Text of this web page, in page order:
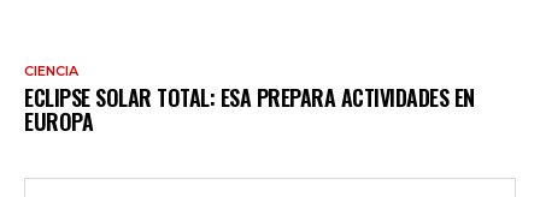
CIENCIA
ECLIPSE SOLAR TOTAL: ESA PREPARA ACTIVIDADES EN
EUROPA